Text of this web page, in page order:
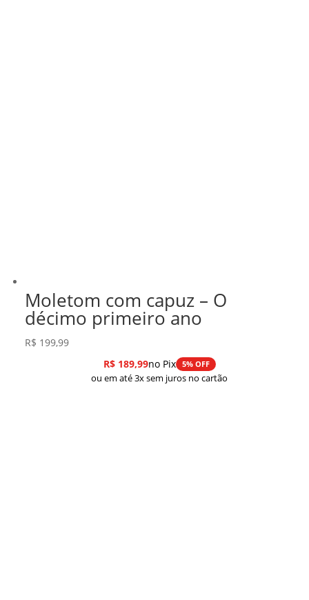
Moletom com capuz – O
décimo primeiro ano
R$ 199,99
R$189,99no Pix 5% OFF
ou em até 3x sem juros no cartão